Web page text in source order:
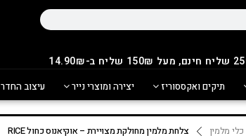
שליח חינם, מעל 150₪ שליח ב-14.90₪
תיקים ואקססוריז יצירה ומוצרי נייר עיצוב החדר
צלחת מלמין מחולקת מצויירת – אוקיאנוס כחול RICE